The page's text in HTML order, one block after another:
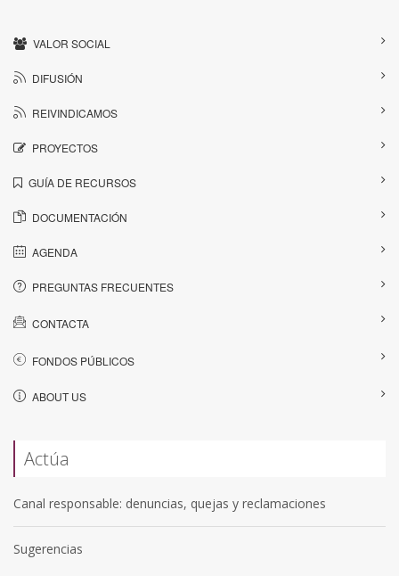
VALOR SOCIAL
DIFUSIÓN
REIVINDICAMOS
PROYECTOS
GUÍA DE RECURSOS
DOCUMENTACIÓN
AGENDA
PREGUNTAS FRECUENTES
CONTACTA
FONDOS PÚBLICOS
ABOUT US
Actúa
Canal responsable: denuncias, quejas y reclamaciones
Sugerencias